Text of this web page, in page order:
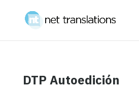
DTP Autoedición